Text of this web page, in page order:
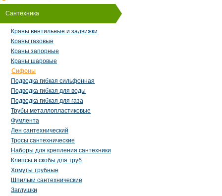
Сантехника
Краны вентильные и задвижки
Краны газовые
Краны запорные
Краны шаровые
Сифоны
Подводка гибкая сильфонная
Подводка гибкая для воды
Подводка гибкая для газа
Трубы металлопластиковые
Фумлента
Лен сантехнический
Тросы сантехнические
Наборы для крепления сантехники
Клипсы и скобы для труб
Хомуты трубные
Шпильки сантехнические
Заглушки